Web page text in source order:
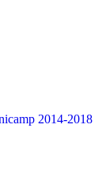
2014-2018